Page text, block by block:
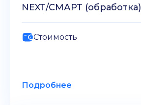
NEXT/СМАРТ (обработка)
Стоимость
Подробнее